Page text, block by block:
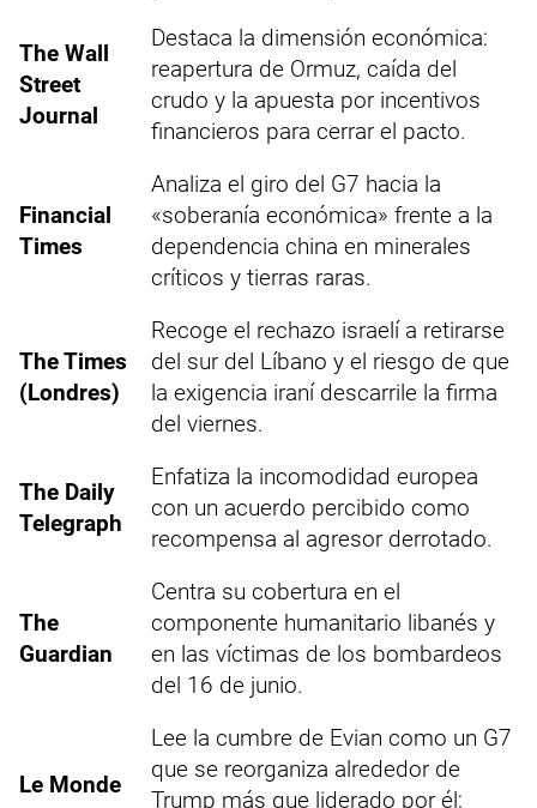
The Wall
Street
Journal
Destaca la dimensión económica:
reapertura de Ormuz, caída del
crudo y la apuesta por incentivos
financieros para cerrar el pacto.
Financial
Times
Analiza el giro del G7 hacia la
«soberanía económica» frente a la
dependencia china en minerales
críticos y tierras raras.
The Times
(Londres)
Recoge el rechazo israelí a retirarse
del sur del Líbano y el riesgo de que
la exigencia iraní descarrile la firma
del viernes.
The Daily
Telegraph
Enfatiza la incomodidad europea
con un acuerdo percibido como
recompensa al agresor derrotado.
The
Guardian
Centra su cobertura en el
componente humanitario libanés y
en las víctimas de los bombardeos
del 16 de junio.
Le Monde
Lee la cumbre de Evian como un G7
que se reorganiza alrededor de
Trump más que liderado por él;